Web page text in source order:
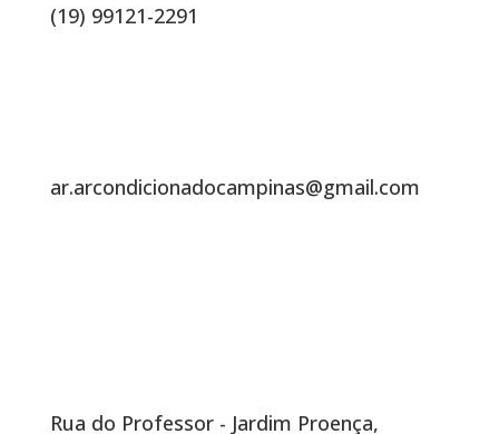
(19) 99121-2291
ar.arcondicionadocampinas@gmail.com
Rua do Professor - Jardim Proença,